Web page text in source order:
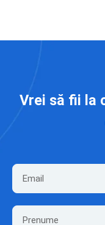
Vrei să fii la